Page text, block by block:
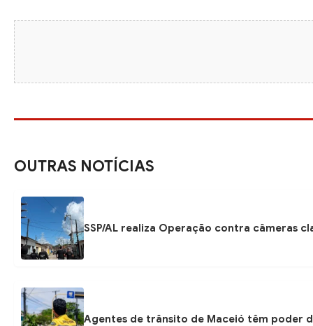
OUTRAS NOTÍCIAS
SSP/AL realiza Operação contra câmeras
Agentes de trânsito de Maceió têm poder